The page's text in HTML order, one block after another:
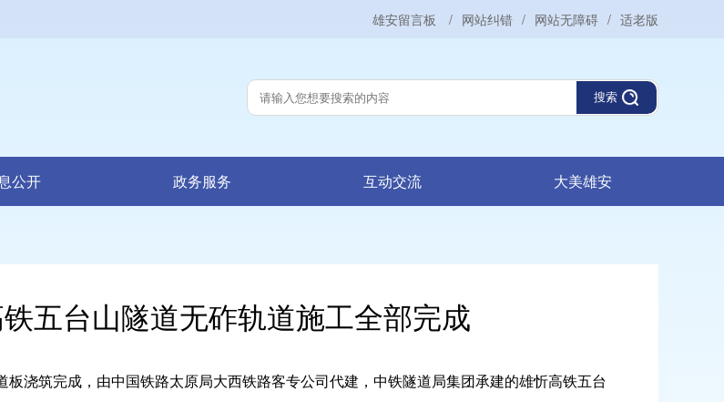
雄安留言板 / 网站纠错 / 网站无障碍 / 适老版
搜索
公开 政务服务 互动交流 大美雄安
五台山隧道无砟轨道施工全部完成
浇筑完成，由中国铁路太原局大西铁路客专公司代建，中铁隧道局集团承建的雄忻高铁五台